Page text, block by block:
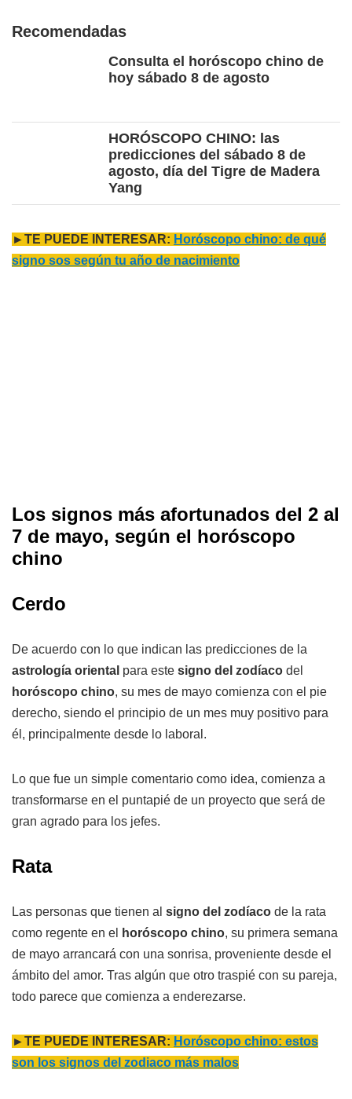
Recomendadas
Consulta el horóscopo chino de
hoy sábado 8 de agosto
HORÓSCOPO CHINO: las
predicciones del sábado 8 de
agosto, día del Tigre de Madera
Yang
►TE PUEDE INTERESAR: Horóscopo chino: de qué
signo sos según tu año de nacimiento
Los signos más afortunados del 2 al
7 de mayo, según el horóscopo
chino
Cerdo
De acuerdo con lo que indican las predicciones de la
astrología oriental para este signo del zodíaco del
horóscopo chino, su mes de mayo comienza con el pie
derecho, siendo el principio de un mes muy positivo para
él, principalmente desde lo laboral.
Lo que fue un simple comentario como idea, comienza a
transformarse en el puntapié de un proyecto que será de
gran agrado para los jefes.
Rata
Las personas que tienen al signo del zodíaco de la rata
como regente en el
horóscopo chino, su primera semana
de mayo arrancará con una sonrisa, proveniente desde el
ámbito del amor. Tras algún que otro traspié con su pareja,
todo parece que comienza a enderezarse.
►TE PUEDE INTERESAR: Horóscopo chino: estos
son los signos del zodiaco más malos